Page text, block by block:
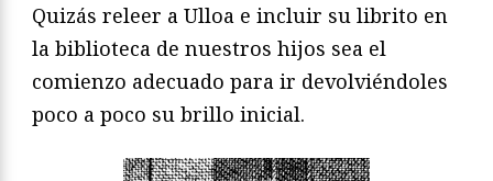
Quizás releer a Ulloa e incluir su librito en
la biblioteca de nuestros hijos sea el
comienzo adecuado para ir devolviéndoles
poco a poco su brillo inicial.